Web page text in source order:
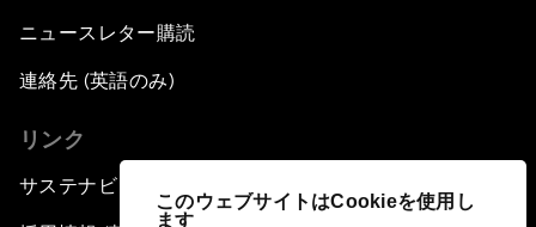
このウェブサイトはCookieを使用し
ます
ニュースレター購読
連絡先 (英語のみ)
リンク
サステナビリティへの取り組み